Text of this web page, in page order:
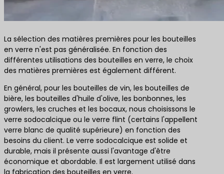
La sélection des matières premières pour les bouteilles
en verre n'est pas généralisée. En fonction des
différentes utilisations des bouteilles en verre, le choix
des matières premières est également différent.
En général, pour les bouteilles de vin, les bouteilles de
bière, les bouteilles d'huile d'olive, les bonbonnes, les
growlers, les cruches et les bocaux, nous choisissons le
verre sodocalcique ou le verre flint (certains l'appellent
verre blanc de qualité supérieure) en fonction des
besoins du client. Le verre sodocalcique est solide et
durable, mais il présente aussi l'avantage d'être
économique et abordable. Il est largement utilisé dans
la fabrication des bouteilles en verre.